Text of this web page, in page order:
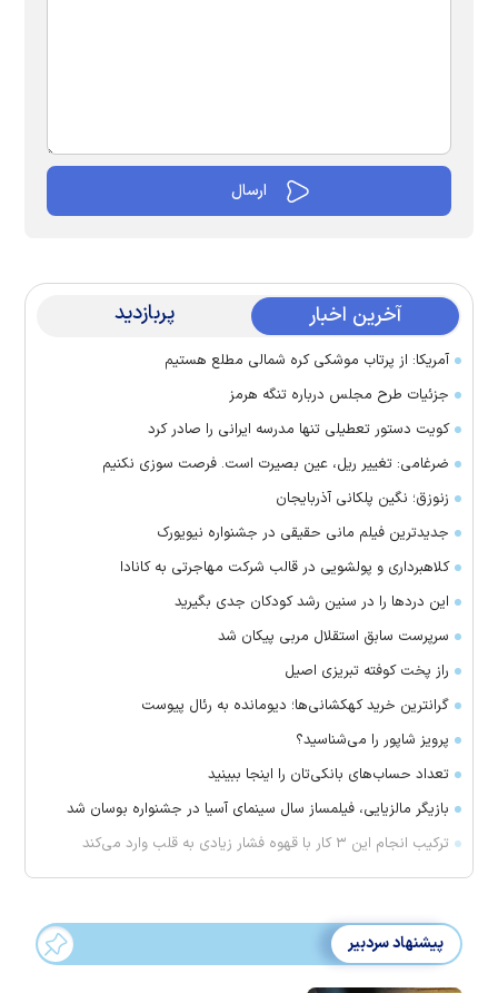
آخرین اخبار پربازدید
آمریکا: از پرتاب موشکی کره شمالی مطلع هستیم
جزئیات طرح مجلس درباره تنگه هرمز
کویت دستور تعطیلی تنها مدرسه ایرانی را صادر کرد
ضرغامی: تغییر ریل، عین بصیرت است. فرصت سوزی نکنیم
زنوزق؛ نگین پلکانی آذربایجان
جدیدترین فیلم مانی حقیقی در جشنواره نیویورک
کلاهبرداری و پولشویی در قالب شرکت مهاجرتی به کانادا
این درد‌ها را در سنین رشد کودکان جدی بگیرید
سرپرست سابق استقلال مربی پیکان شد
راز پخت کوفته تبریزی اصیل
گرانترین خرید کهکشانی‌ها؛ دیومانده به رئال پیوست
پرویز شاپور را می‌شناسید؟
تعداد حساب‌های بانکی‌تان را اینجا ببینید
بازیگر مالزیایی، فیلمساز سال سینمای آسیا در جشنواره بوسان شد
ترکیب انجام این ۳ کار با قهوه فشار زیادی به قلب وارد می‌کند
پیشنهاد سردبیر